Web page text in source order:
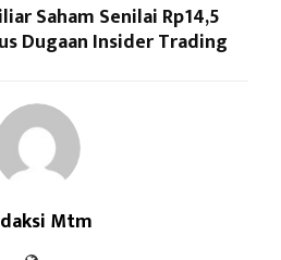
Saham Senilai Rp14,5
Dugaan Insider Trading
Mtm